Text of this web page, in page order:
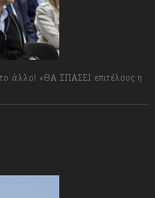
«ΘΑ ΣΠΑΣΕΙ επιτέλους η